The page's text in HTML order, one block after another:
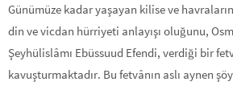
Günümüze kadar yaşayan kilise ve havraların
din ve vicdan hürriyeti an­layışı oluğunu,
Şeyhülislâmı Ebüssuud Efendi, verdiği bir
kavuşturmaktadır. Bu fetvânın aslı aynen